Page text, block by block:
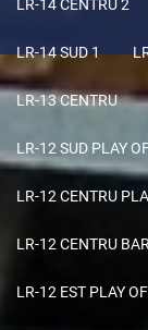
LR-14 CENTRU 2
LR-14 SUD 1
LR-13 CENTRU
LR-12 SUD PLAY
LR-12 CENTRU
LR-12 CENTRU
LR-12 EST PLAY